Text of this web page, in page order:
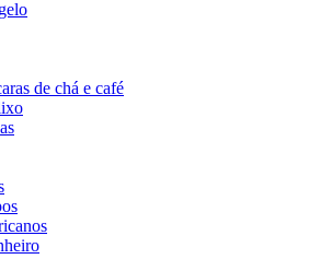
de chá e café